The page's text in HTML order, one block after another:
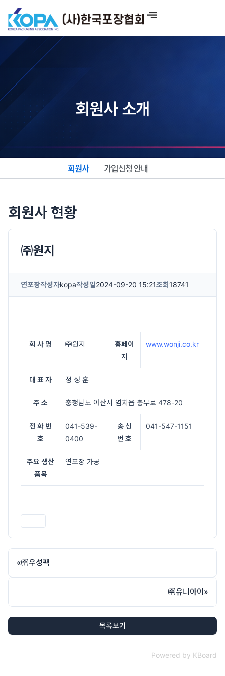
너
회원사 소개
회원사 가입신청 안내
회원사 현황
㈜원지
연포장작성자kopa작성일2024-09-20 15:21조회 18741
회 사 명 ㈜원지
홈페이
지
www.wonji.co.kr
대 표 자 정 성 훈
주 소 충청남도 아산시 염치읍 충무로 478-20
전 화 번
호
041-539-
0400
송 신
번 호
041-547-1151
주요 생산
품목
연포장 가공
«㈜우성팩
㈜유니아이»
목록보기
Powered by KBoard